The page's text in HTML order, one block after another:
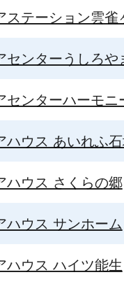
ステーション雲雀
センターうしろや
センターハーモニ
ハウス あいれふ
ハウス さくらの郷
ハウス サンホーム
ハウス ハイツ能生